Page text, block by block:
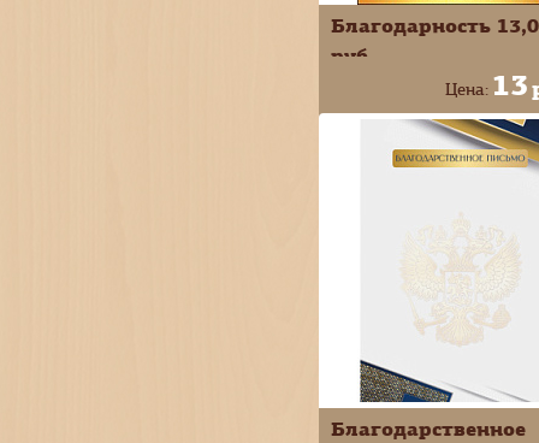
Благодарность
руб.
Цена: 13
-
В
Благодарственное